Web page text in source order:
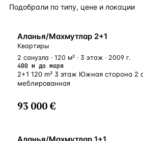
Подобрали по типу, цене и локации
У МОРЯ
Аланья/Махмутлар 2+1
Квартиры
2 санузла · 120 м² · 3 этаж · 2009 г.
400 м до моря
2+1 120 m² 3 этаж Южная сторона 2
меблированная
93 000 €
У МОРЯ